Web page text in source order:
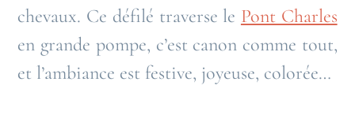
chevaux. Ce défilé traverse le Pont Charles
en grande pompe, c’est canon comme tout,
et l’ambiance est festive, joyeuse, colorée…